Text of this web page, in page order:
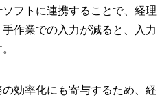
フトに連携することで、経理
作業での入力が減ると、入力
効率化にも寄与するため、経